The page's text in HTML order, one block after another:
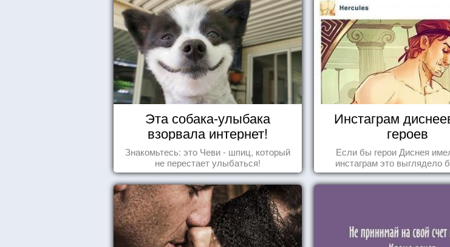
примерах.
Эта собака-улыбака
взорвала интернет!
Знакомьтесь: это Чеви - шпиц, который
не перестает улыбаться!
Инстаграм
героев
Если бы герои Диснея
инстаграм это выглядело